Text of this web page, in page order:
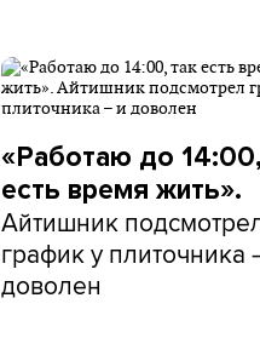
«Работаю до
есть время жить».
Айтишник
график у плиточника
доволен